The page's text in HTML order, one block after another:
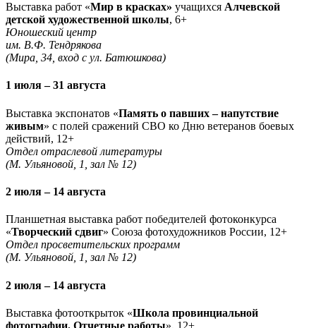
Выставка работ «Мир в красках» учащихся Алчевской
детской художественной школы, 6+
Юношеский центр
им. В.Ф. Тендрякова
(Мира, 34, вход с ул. Батюшкова)
1 июля – 31 августа
Выставка экспонатов «Память о павших – напутствие
живым» с полей сражений СВО ко Дню ветеранов боевых
действий, 12+
Отдел отраслевой литературы
(М. Ульяновой, 1, зал № 12)
2 июля – 14 августа
Планшетная выставка работ победителей фотоконкурса
«Творческий сдвиг» Союза фотохудожников России, 12+
Отдел просветительских программ
(М. Ульяновой, 1, зал № 12)
2 июля – 14 августа
Выставка фотооткрыток «Школа провинциальной
фотографии. Отчетные работы», 12+